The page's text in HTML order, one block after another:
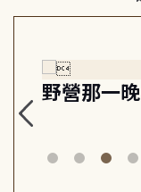
野營那一晚